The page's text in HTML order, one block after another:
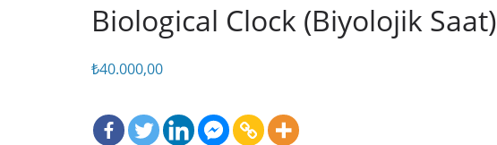
Biological Clock (Biyolojik Saat)
₺40.000,00